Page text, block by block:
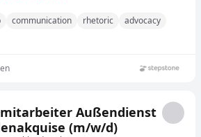
communication rhetoric
advocacy
Außendienst
(m/w/d)